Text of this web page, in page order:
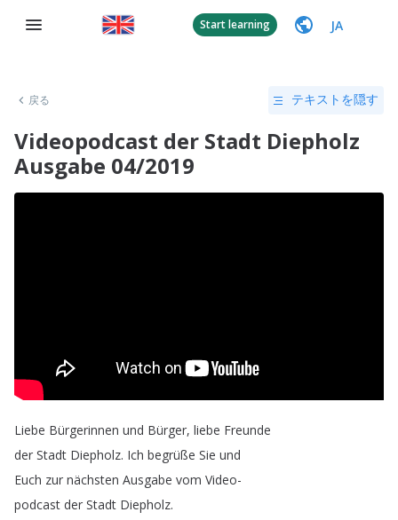
Start learning JA
戻る テキストを隠す
Videopodcast der Stadt Diepholz
Ausgabe 04/2019
Liebe Bürgerinnen und Bürger, liebe Freunde
der Stadt Diepholz. Ich begrüße Sie und
Euch zur nächsten Ausgabe vom Video-
podcast der Stadt Diepholz.